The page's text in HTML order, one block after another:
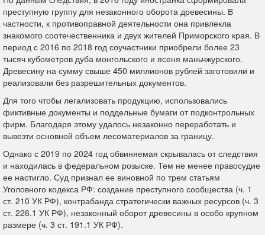
преступную группу для незаконного оборота древесины. В
частности, к противоправной деятельности она привлекла
знакомого соотечественника и двух жителей Приморского края. В
период с 2016 по 2018 год соучастники приобрели более 23
тысяч кубометров дуба монгольского и ясеня маньчжурского.
Древесину на сумму свыше 450 миллионов рублей заготовили и
реализовали без разрешительных документов.
Для того чтобы легализовать продукцию, использовались
фиктивные документы и поддельные бумаги от подконтрольных
фирм. Благодаря этому удалось незаконно переработать и
вывезти основной объем лесоматериалов за границу.
Однако с 2019 по 2024 год обвиняемая скрывалась от следствия
и находилась в федеральном розыске. Тем не менее правосудие
ее настигло. Суд признал ее виновной по трем статьям
Уголовного кодекса РФ: создание преступного сообщества (ч. 1
ст. 210 УК РФ), контрабанда стратегически важных ресурсов (ч. 3
ст. 226.1 УК РФ), незаконный оборот древесины в особо крупном
размере (ч. 3 ст. 191.1 УК РФ).